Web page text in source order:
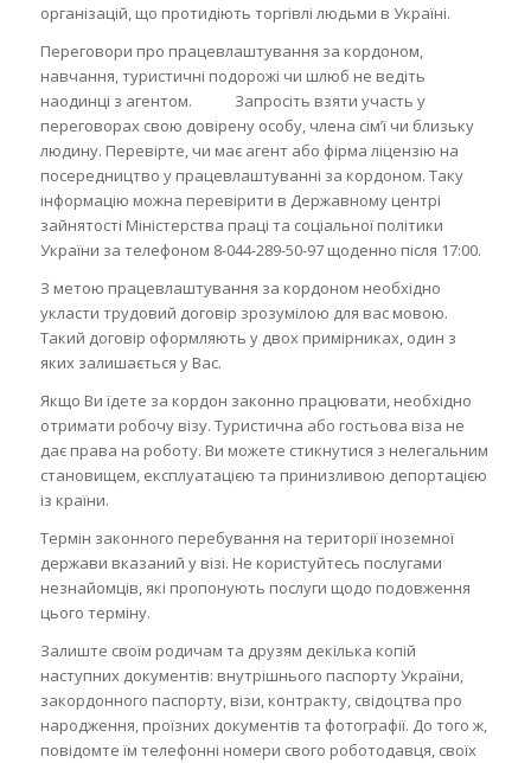
організацій, що протидіють торгівлі людьми в Україні.
Переговори про працевлаштування за кордоном,
навчання, туристичні подорожі чи шлюб не ведіть
наодинці з агентом. Запросіть взяти участь у
переговорах свою довірену особу, члена сім’ї чи близьку
людину. Перевірте, чи має агент або фірма ліцензію на
посередництво у працевлаштуванні за кордоном. Таку
інформацію можна перевірити в Державному центрі
зайнятості Міністерства праці та соціальної політики
України за телефоном 8-044-289-50-97 щоденно після 17:00.
З метою працевлаштування за кордоном необхідно
укласти трудовий договір зрозумілою для вас мовою.
Такий договір оформляють у двох примірниках, один з
яких залишається у Вас.
Якщо Ви їдете за кордон законно працювати, необхідно
отримати робочу візу. Туристична або гостьова віза не
дає права на роботу. Ви можете стикнутися з нелегальним
становищем, експлуатацією та принизливою депортацією
із країни.
Термін законного перебування на території іноземної
держави вказаний у візі. Не користуйтесь послугами
незнайомців, які пропонують послуги щодо подовження
цього терміну.
Залиште своїм родичам та друзям декілька копій
наступних документів: внутрішнього паспорту України,
закордонного паспорту, візи, контракту, свідоцтва про
народження, проїзних документів та фотографії. До того ж,
повідомте їм телефонні номери свого роботодавця, своїх